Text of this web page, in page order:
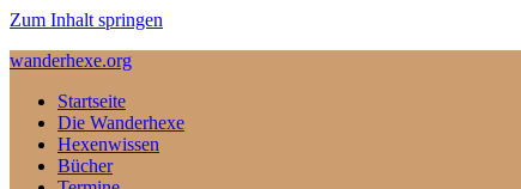
Zum Inhalt springen
wanderhexe.org
Startseite
Die Wanderhexe
Hexenwissen
Bücher